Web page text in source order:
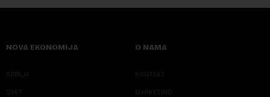
NOVA EKONOMIJA
SRBIJA
SVET
O NAMA
KONTAKT
MARKETING